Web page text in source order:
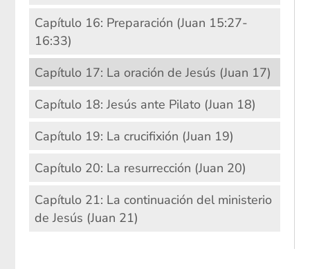
Capítulo 16: Preparación (Juan 15:27-
16:33)
Capítulo 17: La oración de Jesús (Juan 17)
Capítulo 18: Jesús ante Pilato (Juan 18)
Capítulo 19: La crucifixión (Juan 19)
Capítulo 20: La resurrección (Juan 20)
Capítulo 21: La continuación del ministerio
de Jesús (Juan 21)